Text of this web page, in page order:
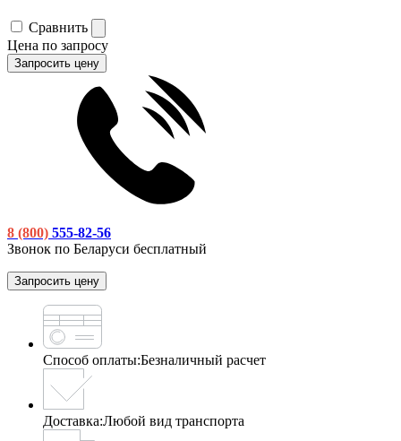
Сравнить
Цена по запросу
Запросить цену
8 (800) 555-82-56
Звонок по Беларуси бесплатный
Запросить цену
Способ оплаты:Безналичный расчет
Доставка:Любой вид транспорта